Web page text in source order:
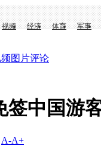
视频 经济 体育 军事
图片评论
中国游
A-A+